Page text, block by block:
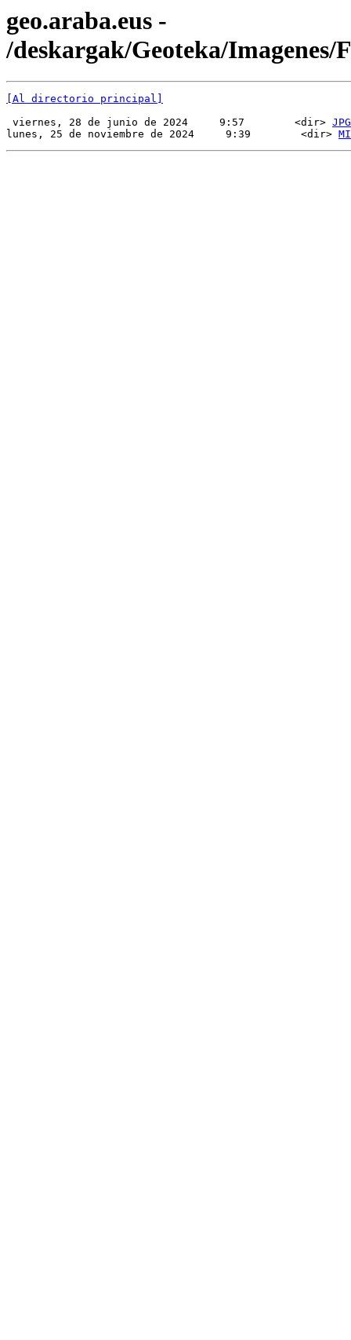
geo.araba.eus -
/deskargak/Geoteka/Imagenes/
[Al directorio principal]
viernes, 28 de junio de 2024     9:57        <dir> JPG
lunes, 25 de noviembre de 2024     9:39        <dir>